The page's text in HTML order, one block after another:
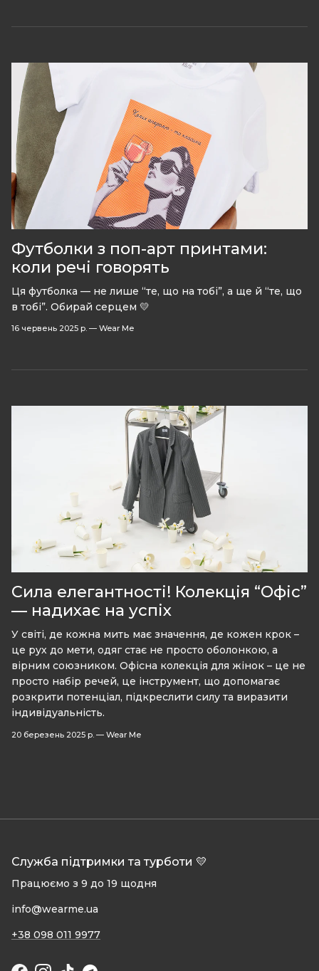
Футболки з поп-арт принтами:
коли речі говорять
Ця футболка — не лише “те, що на тобі”, а ще й “те, що
в тобі”. Обирай серцем 💛
16 червень 2025 р. — Wear Me
Сила елегантності! Колекція “Офіс”
— надихає на успіх
У світі, де кожна мить має значення, де кожен крок –
це рух до мети, одяг стає не просто оболонкою, а
вірним союзником. Офісна колекція для жінок – це не
просто набір речей, це інструмент, що допомагає
розкрити потенціал, підкреслити силу та виразити
індивідуальність.
20 березень 2025 р. — Wear Me
Служба підтримки та турботи 💛
Працюємо з 9 до 19 щодня
info@wearme.ua
+38 098 011 9977